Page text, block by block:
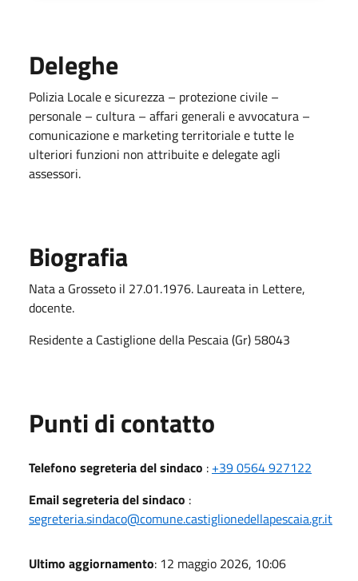
Deleghe
Polizia Locale e sicurezza – protezione civile –
personale – cultura – affari generali e avvocatura –
comunicazione e marketing territoriale e tutte le
ulteriori funzioni non attribuite e delegate agli
assessori.
Biografia
Nata a Grosseto il 27.01.1976. Laureata in Lettere,
docente.
Residente a Castiglione della Pescaia (Gr) 58043
Punti di contatto
Telefono segreteria del sindaco : +39 0564 927122
Email segreteria del sindaco :
segreteria.sindaco@comune.castiglionedellapescaia.gr.it
Ultimo aggiornamento: 12 maggio 2026, 10:06